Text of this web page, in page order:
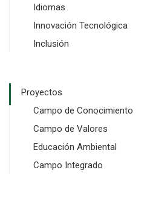
Idiomas
Innovación Tecnológica
Inclusión
Proyectos
Campo de Conocimiento
Campo de Valores
Educación Ambiental
Campo Integrado